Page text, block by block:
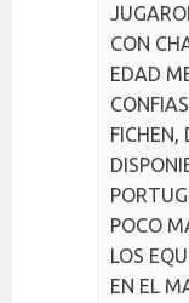
CON
EDAD
FICHEN,
POCO
LOS
EN EL